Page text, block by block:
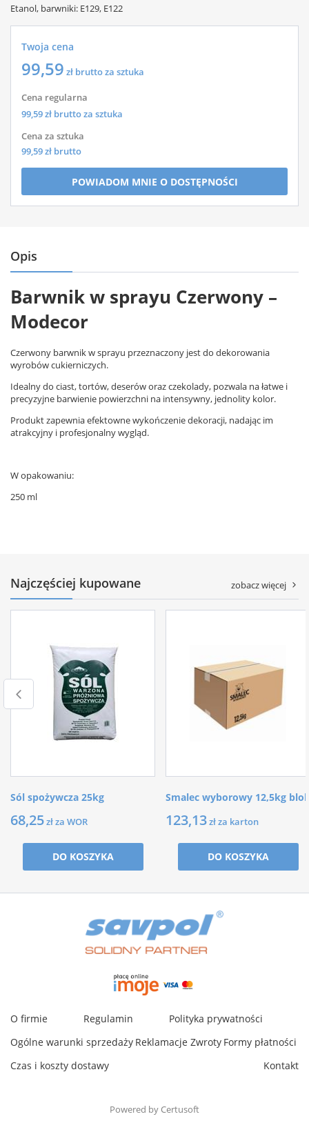
Etanol, barwniki: E129, E122
Twoja cena
99,59 zł brutto za sztuka
Cena regularna
99,59zł brutto za sztuka
Cena za sztuka
99,59zł brutto
POWIADOM MNIE O DOSTĘPNOŚCI
Opis
Barwnik w sprayu Czerwony –
Modecor
Czerwony barwnik w sprayu przeznaczony jest do dekorowania
wyrobów cukierniczych.
Idealny do ciast, tortów, deserów oraz czekolady, pozwala na łatwe i
precyzyjne barwienie powierzchni na intensywny, jednolity kolor.
Produkt zapewnia efektowne wykończenie dekoracji, nadając im
atrakcyjny i profesjonalny wygląd.
W opakowaniu:
250 ml
Najczęściej kupowane zobacz więcej
Sól spożywcza 25kg
68,25zł za WOR
DO KOSZYKA
Smalec wyborowy 12,5kg
123,13zł za karton
DO KOSZYKA
O firmie Regulamin
Polityka prywatności
Ogólne warunki sprzedaży Reklamacje Zwroty Formy płatności
Czas i koszty dostawy
Kontakt
Powered by Certusoft